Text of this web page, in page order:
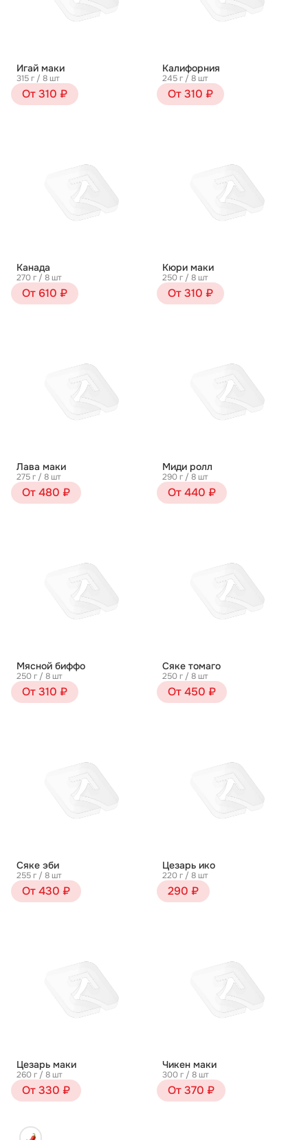
Игай маки
315 г / 8 шт
От 310 ₽
Калифорния
245 г / 8 шт
От 310 ₽
Канада
270 г / 8 шт
От 610 ₽
Кюри маки
250 г / 8 шт
От 310 ₽
Лава маки
275 г / 8 шт
От 480 ₽
Миди ролл
290 г / 8 шт
От 440 ₽
Мясной биффо
250 г / 8 шт
От 310 ₽
Сяке томаго
250 г / 8 шт
От 450 ₽
Сяке эби
255 г / 8 шт
От 430 ₽
Цезарь ико
220 г / 8 шт
290 ₽
Цезарь маки
260 г / 8 шт
От 330 ₽
Чикен маки
300 г / 8 шт
От 370 ₽